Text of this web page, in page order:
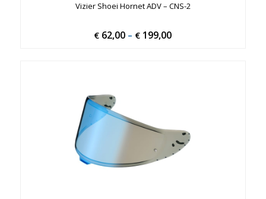
Vizier Shoei Hornet ADV – CNS-2
€ 62,00 – € 199,00Price